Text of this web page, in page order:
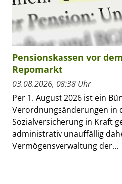
Pensionskassen vor
Repomarkt
03.08.2026, 08:38 Uhr
Per 1. August 2026 ist ein
Verordnungsänderungen in
Sozialversicherung in Kraft
administrativ unauffällig
Vermögensverwaltung der...